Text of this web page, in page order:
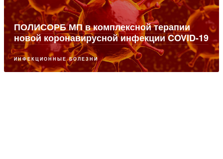
ПОЛИСОРБ МП в комплексной терапии
новой коронавирусной инфекции COVID-19
ИНФЕКЦИОННЫЕ БОЛЕЗНИ